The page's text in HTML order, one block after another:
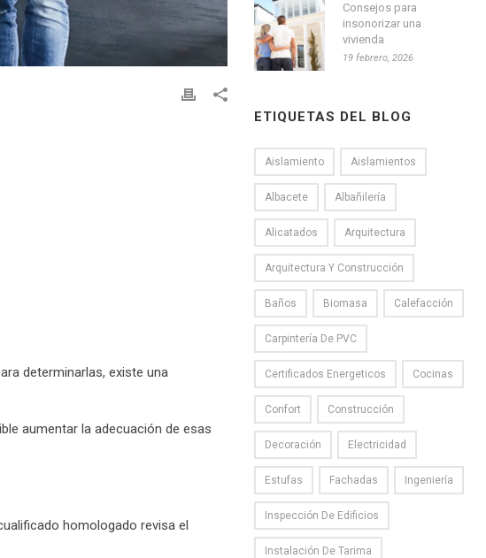
determinarlas, existe una
aumentar la adecuación de esas
homologado revisa el
Consejos para
insonorizar una
vivienda
19 febrero, 2026
ETIQUETAS DEL BLOG
Aislamiento Aislamientos
Albacete Albañilería
Alicatados Arquitectura
Arquitectura Y Construcción
Baños Biomasa Calefacción
Carpintería De PVC
Certificados Energeticos Cocinas
Confort Construcción
Decoración Electricidad
Estufas Fachadas Ingeniería
Inspección De Edificios
Instalación De Tarima